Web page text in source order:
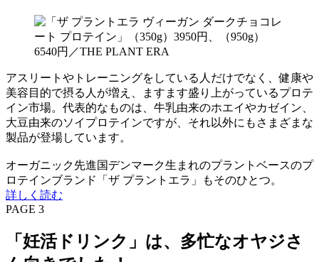
アスリートやトレーニングをしている人だけでなく、健康や
美容目的で摂る人が増え、ますます盛り上がっているプロテ
イン市場。代表的なものは、牛乳由来のホエイやカゼイン、
大豆由来のソイプロテインですが、それ以外にもさまざまな
製品が登場しています。
オーガニック先進国デンマーク生まれのプラントベースのプ
ロテインブランド「ザ プラントエラ」もそのひとつ。
詳しく読む
PAGE 3
「妊活ドリンク」は、多忙なオヤジさ